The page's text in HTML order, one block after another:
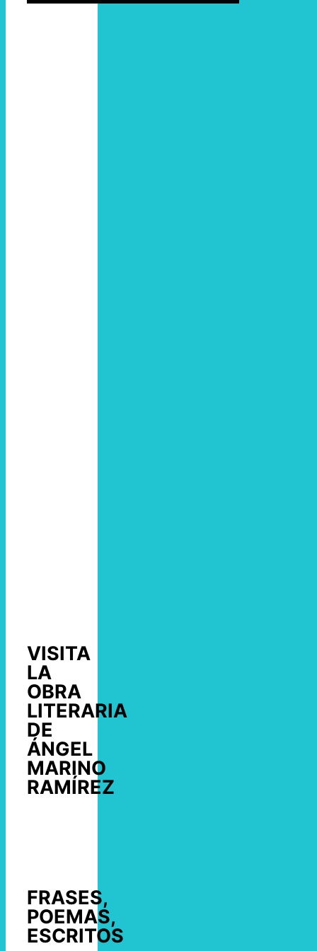
VISITA
LA
OBRA
LITERARIA
DE
ÁNGEL
MARINO
RAMÍREZ
FRASES,
POEMAS,
ESCRITOS